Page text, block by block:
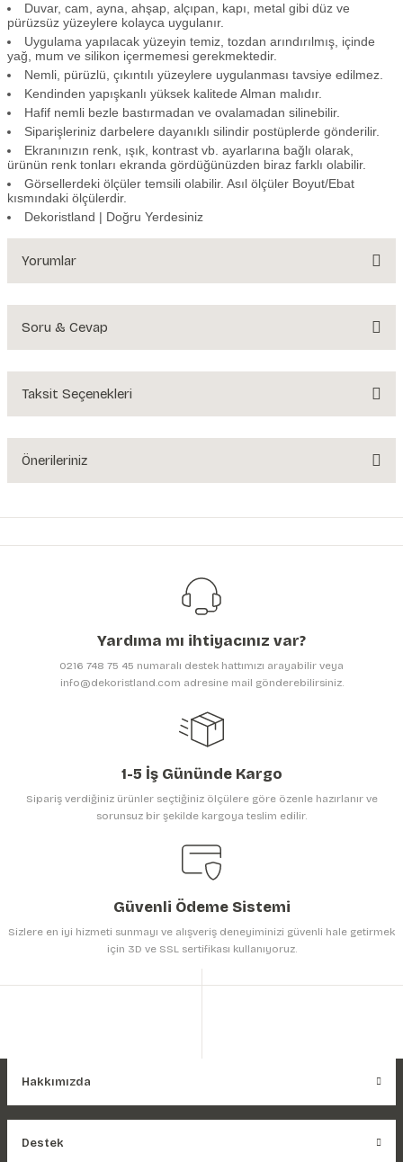
Duvar, cam, ayna, ahşap, alçıpan, kapı, metal gibi düz ve
pürüzsüz yüzeylere kolayca uygulanır.
Uygulama yapılacak yüzeyin temiz, tozdan arındırılmış, içinde
yağ, mum ve silikon içermemesi gerekmektedir.
Nemli, pürüzlü, çıkıntılı yüzeylere uygulanması tavsiye edilmez.
Kendinden yapışkanlı yüksek kalitede Alman malıdır.
Hafif nemli bezle bastırmadan ve ovalamadan silinebilir.
Siparişleriniz darbelere dayanıklı silindir postüplerde gönderilir.
Ekranınızın renk, ışık, kontrast vb. ayarlarına bağlı olarak,
ürünün renk tonları ekranda gördüğünüzden biraz farklı olabilir.
Görsellerdeki ölçüler temsili olabilir. Asıl ölçüler Boyut/Ebat
kısmındaki ölçülerdir.
Dekoristland | Doğru Yerdesiniz
Yorumlar
Soru & Cevap
Ürün hakkında henüz soru sorulmamış.
Taksit Seçenekleri
Önerileriniz
yetersiz gördüğünüz noktaları öneri formunu kullanarak tarafımıza
Görüş ve önerileriniz için teşekkür ederiz.
Ürün resmi kalitesiz, bozuk veya görüntülenemiyor.
Ürün bilgilerinde hatalar bulunuyor.
Gönder
Yardıma mı ihtiyacınız var?
0216 748 75 45 numaralı destek hattımızı arayabilir veya
info@dekoristland.com adresine mail gönderebilirsiniz.
1-5 İş Gününde Kargo
Sipariş verdiğiniz ürünler seçtiğiniz ölçülere göre özenle hazırlanır ve
sorunsuz bir şekilde kargoya teslim edilir.
Güvenli Ödeme Sistemi
Sizlere en iyi hizmeti sunmayı ve alışveriş deneyiminizi güvenli hale getirmek
için 3D ve SSL sertifikası kullanıyoruz.
Hakkımızda
Destek